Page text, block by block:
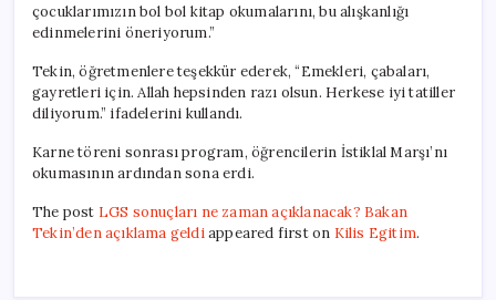
çocuklarımızın bol bol kitap okumalarını, bu alışkanlığı
edinmelerini öneriyorum.”
Tekin, öğretmenlere teşekkür ederek, “Emekleri, çabaları,
gayretleri için. Allah hepsinden razı olsun. Herkese iyi tatiller
diliyorum.” ifadelerini kullandı.
Karne töreni sonrası program, öğrencilerin İstiklal Marşı’nı
okumasının ardından sona erdi.
The post LGS sonuçları ne zaman açıklanacak? Bakan
Tekin’den açıklama geldiappeared first on Kilis Egitim.